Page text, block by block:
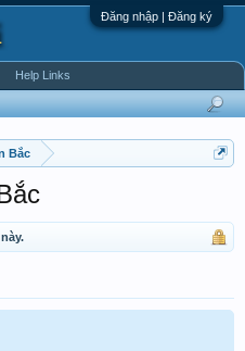
Đăng nhập | Đăng ký
Bắc
Help Links